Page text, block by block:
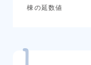
棟の延数値